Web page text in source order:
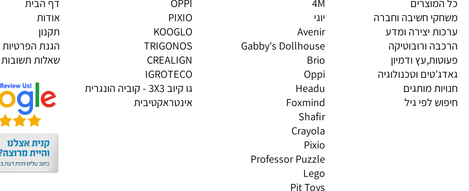
מובילות
חשיבה וחברה
יצירה ומדע
ורובוטיקה
ודמיון
מותגים מובילים
Avenir
Gabby's Dollhouse
Headu
Foxmind
Shafir
Crayola
מותגים בייבוא אישי
OPPI
PIXIO
KOOGLO
TRIGONOS
CREALIGN
מידע
דף הבית
אודות
הגנת הפרטיות
שאלות תשובות